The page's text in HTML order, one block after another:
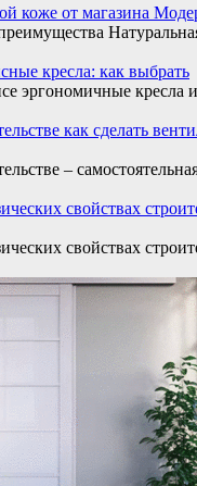
коже от магазина
кресла: как выбрать
эргономичные кресла
как сделать
–
свойствах
свойствах